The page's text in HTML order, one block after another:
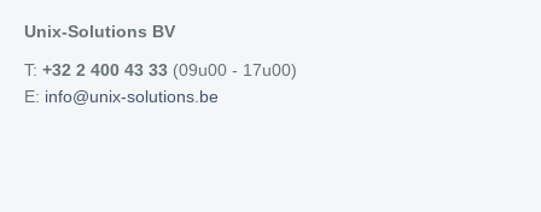
Unix-Solutions BV
T: +32 2 400 43 33 (09u00 - 17u00)
E: info@unix-solutions.be